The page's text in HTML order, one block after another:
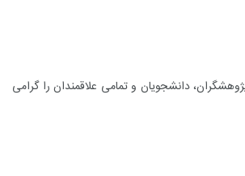
دانشجویان و تمامی علاقمندان را گرامی